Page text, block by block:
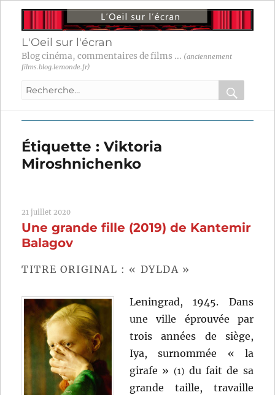
L'Oeil sur l'écran
Blog cinéma, commentaires de films ... (anciennement
films.blog.lemonde.fr)
Recherche
:
OK
Étiquette :Viktoria
Miroshnichenko
21 juillet 2020
Une grande fille (2019) de Kantemir
Balagov
TITRE ORIGINAL : « DYLDA »
Leningrad, 1945. Dans
une ville éprouvée par
trois années de siège,
Iya, surnommée « la
girafe » (1) du fait de sa
grande taille, travaille